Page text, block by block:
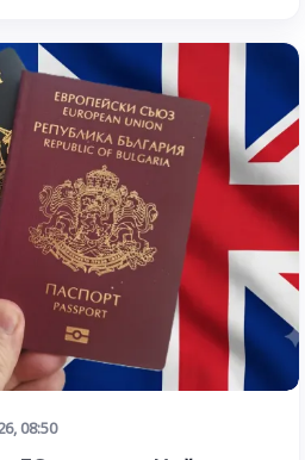
08:50